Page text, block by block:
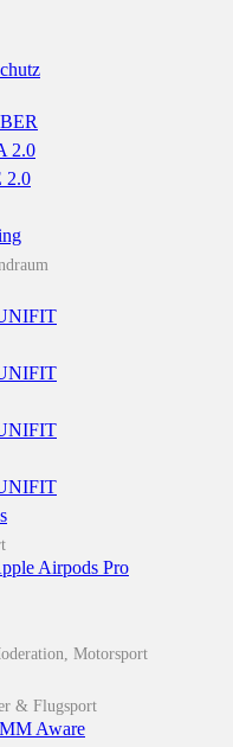
2.0
2.0
Airpods Pro
Motorsport
& Flugsport
Aware